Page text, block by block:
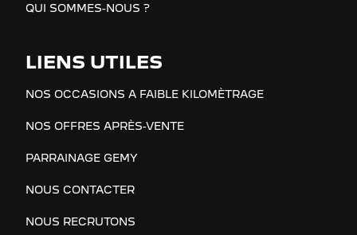
QUI SOMMES-NOUS ?
LIENS UTILES
NOS OCCASIONS A FAIBLE KILOMÈTRAGE
NOS OFFRES APRÈS-VENTE
PARRAINAGE GEMY
NOUS CONTACTER
NOUS RECRUTONS